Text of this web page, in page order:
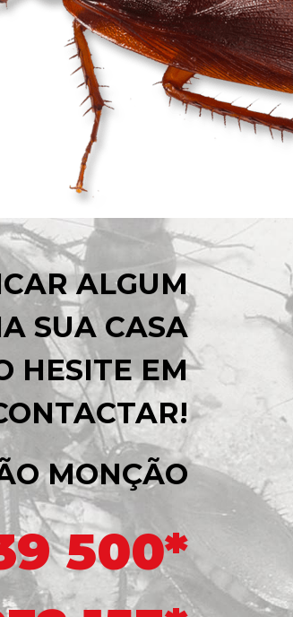
ALGUM
SUA CASA
HESITE EM
MONÇÃO
500*